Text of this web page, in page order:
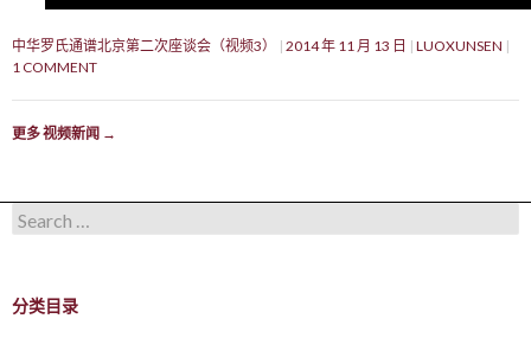
中华罗氏通谱北京第二次座谈会（视频3） 2014 年 11 月 13 日
LUOXUNSEN
1 COMMENT
更多 视频新闻 →
Search for:
分类目录